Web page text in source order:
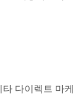
다이렉트 마케